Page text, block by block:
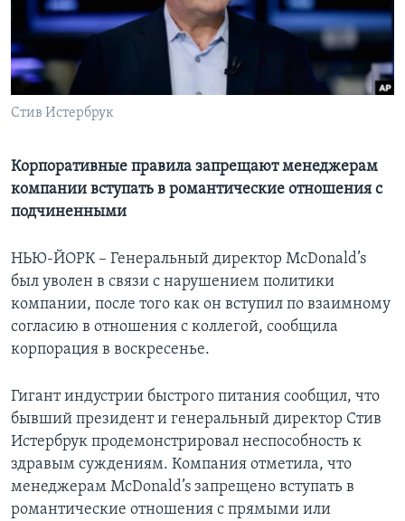
Learning English
СОЦИАЛЬНЫЕ СЕТИ
Языки
Стив Истербрук
Корпоративные правила запрещают менеджерам
компании вступать в романтические отношения с
подчиненными
НЬЮ-ЙОРК – Генеральный директор McDonald’s
был уволен в связи с нарушением политики
компании, после того как он вступил по взаимному
согласию в отношения с коллегой, сообщила
корпорация в воскресенье.
Гигант индустрии быстрого питания сообщил, что
бывший президент и генеральный директор Стив
Истербрук продемонстрировал неспособность к
здравым суждениям. Компания отметила, что
менеджерам McDonald’s запрещено вступать в
романтические отношения с прямыми или